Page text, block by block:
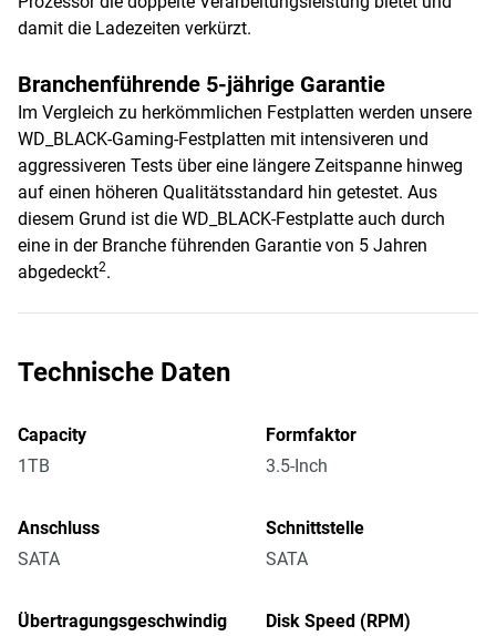
damit die Ladezeiten verkürzt.
Branchenführende 5-jährige Garantie
Im Vergleich zu herkömmlichen Festplatten werden unsere
WD_BLACK-Gaming-Festplatten mit intensiveren und
aggressiveren Tests über eine längere Zeitspanne hinweg
auf einen höheren Qualitätsstandard hin getestet. Aus
diesem Grund ist die WD_BLACK-Festplatte auch durch
eine in der Branche führenden Garantie von 5 Jahren
abgedeckt2.
Technische Daten
Capacity
1TB
Formfaktor
3.5-Inch
Anschluss
SATA
Schnittstelle
SATA
Übertragungsgeschwindig
Disk Speed (RPM)